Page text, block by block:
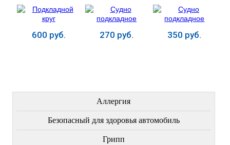
600 руб. 270 руб. 350 руб.
Аллергия
Безопасный для здоровья автомобиль
Грипп